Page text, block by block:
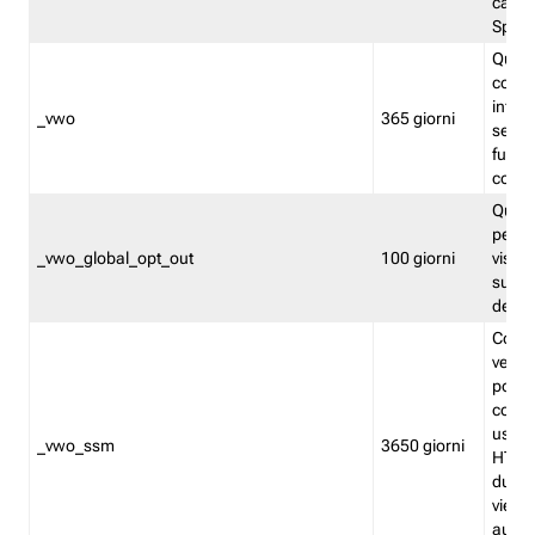
Split
_vwo 365 giorni
_vwo_global_opt_out 100 giorni
su
_vwo_ssm 3650 giorni
viene